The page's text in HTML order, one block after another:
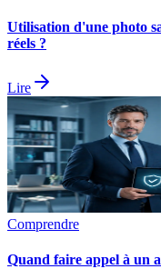
Utilisation d'une photo
réels ?
Lire
Comprendre
Quand faire appel à un